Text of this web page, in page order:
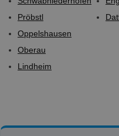
Pröbstl
Oppelshausen
Oberau
Lindheim